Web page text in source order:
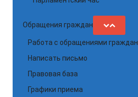
Обращения граждан
Работа с обращениями граждан
Написать письмо
Правовая база
Графики приема